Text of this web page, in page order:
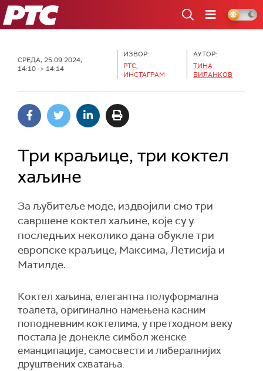
РТС
СРЕДА, 25.09.2024,
14:10 -> 14:14
ИЗВОР:
РТС,
ИНСТАГРАМ
АУТОР:
ТИНА
БИЛАНКОВ
Три краљице, три коктел
хаљине
За љубитеље моде, издвојили смо три
савршене коктел хаљине, које су у
последњих неколико дана обукле три
европске краљице, Максима, Летисија и
Матилде.
Коктел хаљина, елегантна полуформална
тоалета, оригинално намењена касним
поподневним коктелима, у претходном веку
постала је донекле симбол женске
еманципације, самосвести и либералнијих
друштвених схватања.